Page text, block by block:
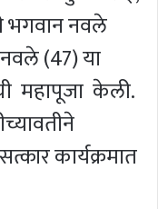
भगवान नवले
(47) या
महापूजा केली.
कार्यक्रमात